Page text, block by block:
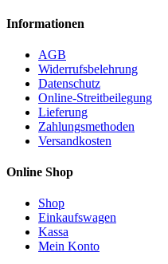
Informationen
AGB
Widerrufsbelehrung
Datenschutz
Online-Streitbeilegung
Lieferung
Zahlungsmethoden
Versandkosten
Online Shop
Shop
Einkaufswagen
Kassa
Mein Konto